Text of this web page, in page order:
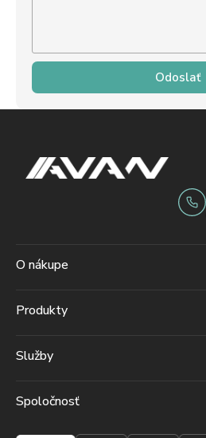
Odoslať
O nákupe
Produkty
Služby
Spoločnosť